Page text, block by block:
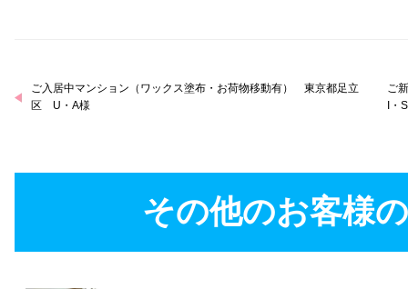
ご入居中マンション（ワックス塗布・お荷物移動有） 東京都足立
区 U・A様
ご
I・
その他のお客様